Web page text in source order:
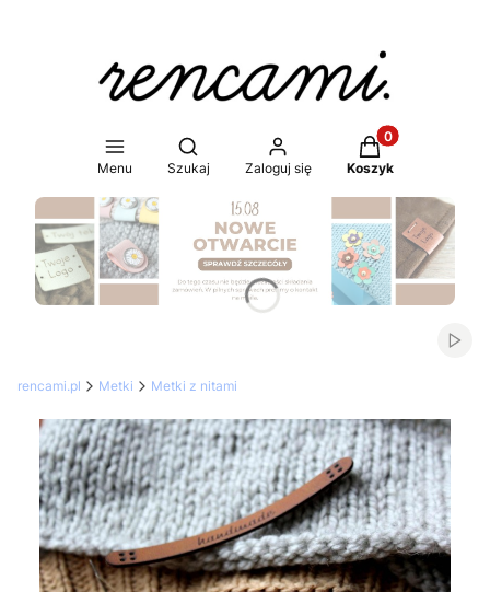
Menu
Otwórz wyszukiwarkę
Szukaj Zaloguj się
Produkty w
Koszyk
Naciśnij Enter lub spację, aby otworzyć stronę.
rencami.pl Metki Metki z nitami